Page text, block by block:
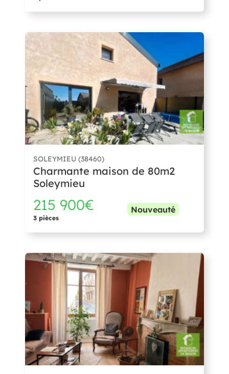
SOLEYMIEU (38460)
Charmante maison de 80m2
Soleymieu
215 900€
3 pièces
Nouveauté